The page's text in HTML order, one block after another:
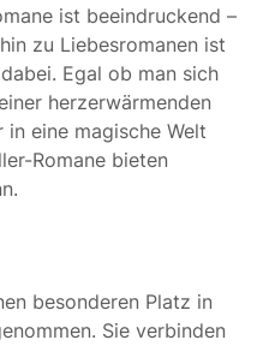
ist beeindruckend –
zu Liebesromanen ist
Egal ob man sich
herzerwärmenden
eine magische Welt
Romane bieten
besonderen Platz in
Sie verbinden